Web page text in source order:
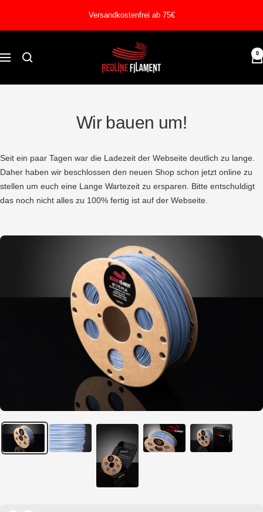
Versandkostenfrei ab 75€
Navigation
REDLINE
FILAMENT
0
Wir bauen um!
Seit ein paar Tagen war die Ladezeit der Webseite deutlich zu lange.
Daher haben wir beschlossen den neuen Shop schon jetzt online zu
stellen um euch eine Lange Wartezeit zu ersparen. Bitte entschuldigt
das noch nicht alles zu 100% fertig ist auf der Webseite.